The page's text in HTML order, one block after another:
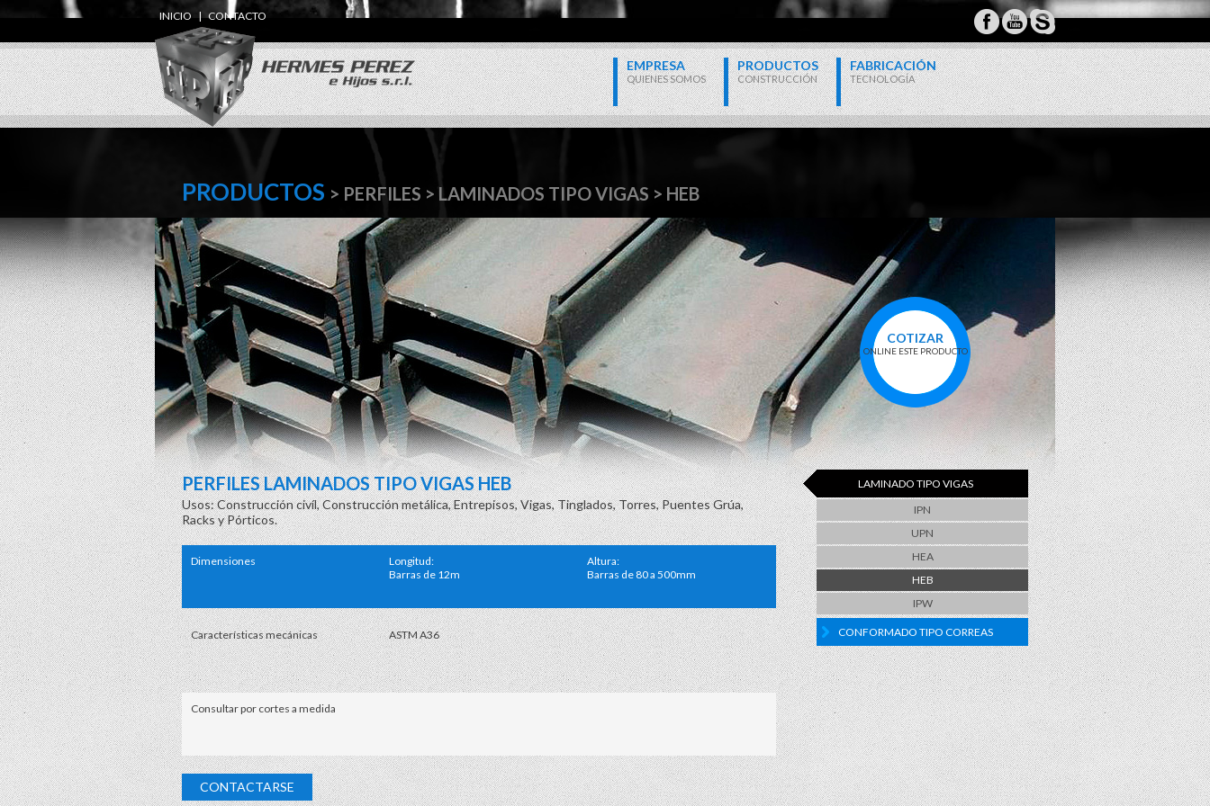
INICIO | CONTACTO
EMPRESA
QUIENES SOMOS
PRODUCTOS
CONSTRUCCIÓN
FABRICACIÓN
TECNOLOGÍA
PRODUCTOS > PERFILES > LAMINADOS TIPO VIGAS > HEB
COTIZAR
ONLINE ESTE PRODUCTO
PERFILES LAMINADOS TIPO VIGAS HEB
Usos: Construcción civíl, Construcción metálica, Entrepisos, Vigas, Tinglados, Torres, Puentes Grúa,
Racks y Pórticos.
Dimensiones
Longitud:
Barras de 12m
Altura:
Barras de 80 a 500mm
Características mecánicas ASTM A36
Consultar por cortes a medida
CONTACTARSE
LAMINADO TIPO VIGAS
IPN
UPN
HEA
HEB
IPW
CONFORMADO TIPO CORREAS